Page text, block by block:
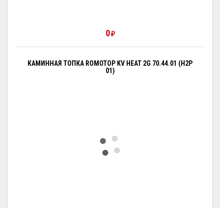
0₽
КАМИННАЯ ТОПКА ROMOTOP KV HEAT 2G 70.44.01 (H2P
01)